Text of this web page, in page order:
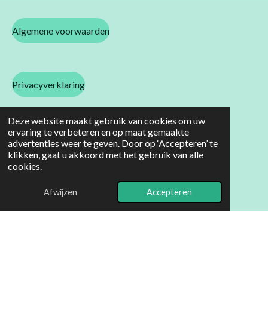
Deze website maakt gebruik van cookies om uw
ervaring te verbeteren en op maat gemaakte
advertenties weer te geven. Door op ‘Accepteren’ te
klikken, gaat u akkoord met het gebruik van alle
cookies.
Afwijzen Accepteren
Algemene voorwaarden
Privacyverklaring
Gedragsregels
Contact